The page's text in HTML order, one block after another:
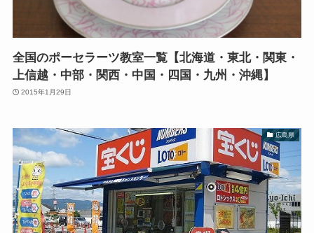
全国のポーセラーツ教室一覧【北海道・東北・関東・
上信越・中部・関西・中国・四国・九州・沖縄】
2015年1月29日
広島県